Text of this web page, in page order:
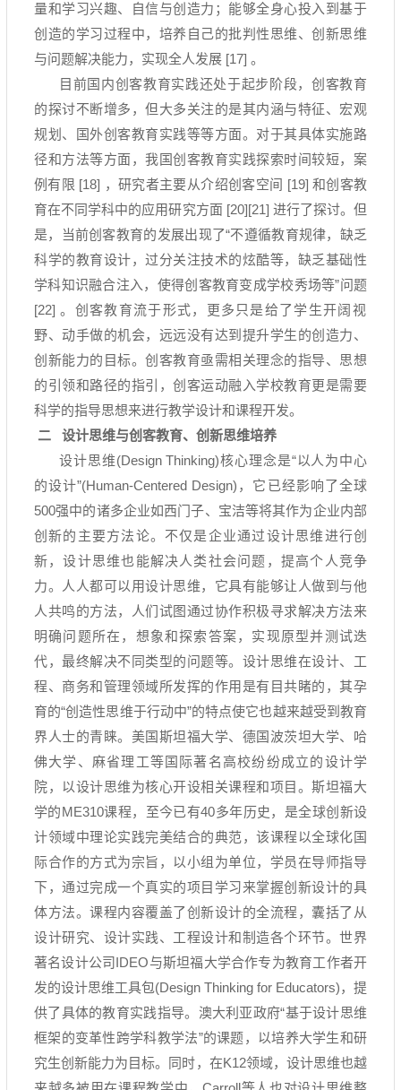
量和学习兴趣、自信与创造力；能够全身心投入到基于
创造的学习过程中，培养自己的批判性思维、创新思维
与问题解决能力，实现全人发展 [17] 。
目前国内创客教育实践还处于起步阶段，创客教育
的探讨不断增多，但大多关注的是其内涵与特征、宏观
规划、国外创客教育实践等等方面。对于其具体实施路
径和方法等方面，我国创客教育实践探索时间较短，案
例有限 [18] ，研究者主要从介绍创客空间 [19] 和创客教
育在不同学科中的应用研究方面[20][21] 进行了探讨。但
是，当前创客教育的发展出现了“不遵循教育规律，缺乏
科学的教育设计，过分关注技术的炫酷等，缺乏基础性
学科知识融合注入，使得创客教育变成学校秀场等”问题
[22]。创客教育流于形式，更多只是给了学生开阔视
野、动手做的机会，远远没有达到提升学生的创造力、
创新能力的目标。创客教育亟需相关理念的指导、思想
的引领和路径的指引，创客运动融入学校教育更是需要
科学的指导思想来进行教学设计和课程开发。
二
设计思维与创客教育、创新思维培养
设计思维(Design Thinking)核心理念是“以人为中心
的设计”(Human-Centered Design) ，它已经影响了全球
500强中的诸多企业如西门子、宝洁等将其作为企业内部
创新的主要方法论。不仅是企业通过设计思维进行创
新，设计思维也能解决人类社会问题，提高个人竞争
力。人人都可以用设计思维，它具有能够让人做到与他
人共鸣的方法，人们试图通过协作积极寻求解决方法来
明确问题所在，想象和探索答案，实现原型并测试迭
代，最终解决不同类型的问题等。设计思维在设计、工
程、商务和管理领域所发挥的作用是有目共睹的，其孕
育的“创造性思维于行动中”的特点使它也越来越受到教育
界人士的青睐。美国斯坦福大学、德国波茨坦大学、哈
佛大学、麻省理工等国际著名高校纷纷成立的设计学
院，以设计思维为核心开设相关课程和项目。斯坦福大
学的ME310课程，至今已有40多年历史，是全球创新设
计领域中理论实践完美结合的典范，该课程以全球化国
际合作的方式为宗旨，以小组为单位，学员在导师指导
下，通过完成一个真实的项目学习来掌握创新设计的具
体方法。课程内容覆盖了创新设计的全流程，囊括了从
设计研究、设计实践、工程设计和制造各个环节。世界
著名设计公司IDEO与斯坦福大学合作专为教育工作者开
发的设计思维工具包(Design Thinking for Educators)，提
供了具体的教育实践指导。澳大利亚政府“基于设计思维
框架的变革性跨学科教学法”的课题，以培养大学生和研
究生创新能力为目标。同时，在K12领域，设计思维也越